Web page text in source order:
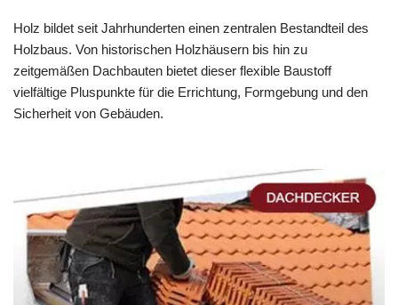
Holz bildet seit Jahrhunderten einen zentralen Bestandteil des
Holzbaus. Von historischen Holzhäusern bis hin zu
zeitgemäßen Dachbauten bietet dieser flexible Baustoff
vielfältige Pluspunkte für die Errichtung, Formgebung und den
Sicherheit von Gebäuden.